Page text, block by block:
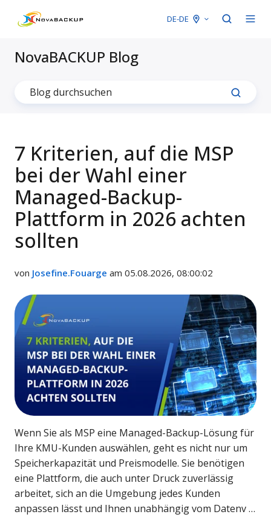
DE-DE
NovaBACKUP Blog
7 Kriterien, auf die MSP
bei der Wahl einer
Managed-Backup-
Plattform in 2026 achten
sollten
von Josefine.Fouarge am 05.08.2026, 08:00:02
Wenn Sie als MSP eine Managed-Backup-Lösung für
Ihre KMU-Kunden auswählen, geht es nicht nur um
Speicherkapazität und Preismodelle. Sie benötigen
eine Plattform, die auch unter Druck zuverlässig
arbeitet, sich an die Umgebung jedes Kunden
anpassen lässt und Ihnen unabhängig vom Datenv …